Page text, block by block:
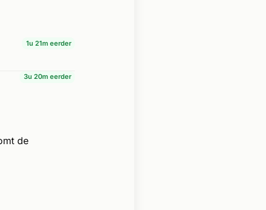
1u 21m eerder
3u 20m eerder
de